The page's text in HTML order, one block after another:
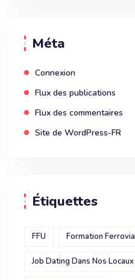
Méta
Connexion
Flux des publications
Flux des commentaires
Site de WordPress-FR
Étiquettes
FFU Formation
Job Dating Dans Nos